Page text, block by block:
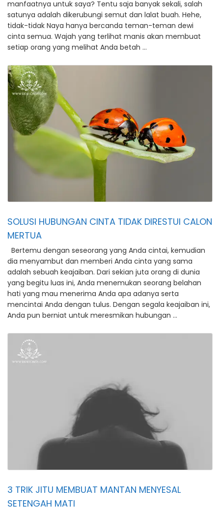
manfaatnya untuk saya? Tentu saja banyak sekali, salah
satunya adalah dikerubungi semut dan lalat buah. Hehe,
tidak-tidak Naya hanya bercanda teman-teman dewi
cinta semua. Wajah yang terlihat manis akan membuat
setiap orang yang melihat Anda betah …
SOLUSI HUBUNGAN CINTA TIDAK DIRESTUI CALON
MERTUA
Bertemu dengan seseorang yang Anda cintai, kemudian
dia menyambut dan memberi Anda cinta yang sama
adalah sebuah keajaiban. Dari sekian juta orang di dunia
yang begitu luas ini, Anda menemukan seorang belahan
hati yang mau menerima Anda apa adanya serta
mencintai Anda dengan tulus. Dengan segala keajaiban ini,
Anda pun berniat untuk meresmikan hubungan …
3 TRIK JITU MEMBUAT MANTAN MENYESAL
SETENGAH MATI